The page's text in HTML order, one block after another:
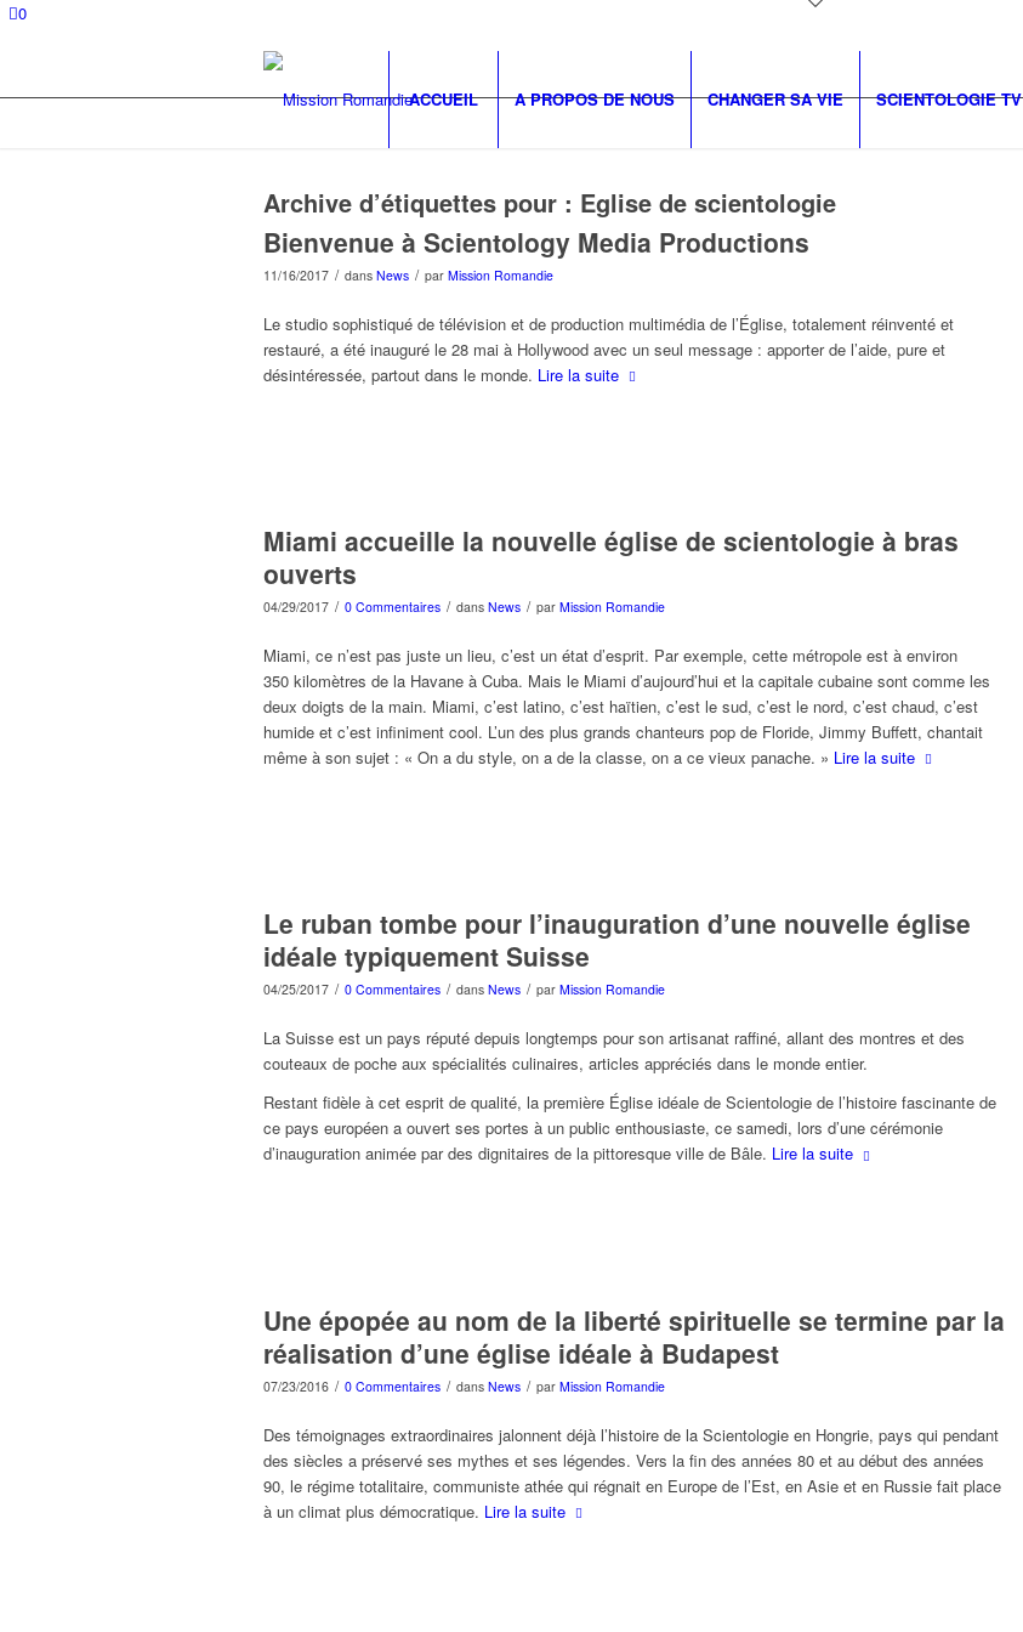
0
ACCUEIL A PROPOS DE NOUS CHANGER SA VIE SCIENTOLOGIE TV
Archive d’étiquettes pour : Eglise de scientologie
Bienvenue à Scientology Media Productions
11/16/2017 / dans News / par Mission Romandie
Le studio sophistiqué de télévision et de production multimédia de l’Église, totalement réinventé et
restauré, a été inauguré le 28 mai à Hollywood avec un seul message : apporter de l’aide, pure et
désintéressée, partout dans le monde. Lire la suite
Miami accueille la nouvelle église de scientologie à bras
ouverts
04/29/2017 / 0 Commentaires / dans News / par Mission Romandie
Miami, ce n’est pas juste un lieu, c’est un état d’esprit. Par exemple, cette métropole est à environ
350 kilomètres de la Havane à Cuba. Mais le Miami d’aujourd’hui et la capitale cubaine sont comme les
deux doigts de la main. Miami, c’est latino, c’est haïtien, c’est le sud, c’est le nord, c’est chaud, c’est
humide et c’est infiniment cool. L’un des plus grands chanteurs pop de Floride, Jimmy Buffett, chantait
même à son sujet : « On a du style, on a de la classe, on a ce vieux panache. » Lire la suite
Le ruban tombe pour l’inauguration d’une nouvelle église
idéale typiquement Suisse
04/25/2017 / 0 Commentaires / dans News / par Mission Romandie
La Suisse est un pays réputé depuis longtemps pour son artisanat raffiné, allant des montres et des
couteaux de poche aux spécialités culinaires, articles appréciés dans le monde entier.
Restant fidèle à cet esprit de qualité, la première Église idéale de Scientologie de l’histoire fascinante de
ce pays européen a ouvert ses portes à un public enthousiaste, ce samedi, lors d’une cérémonie
d’inauguration animée par des dignitaires de la pittoresque ville de Bâle. Lire la suite
Une épopée au nom de la liberté spirituelle se termine par la
réalisation d’une église idéale à Budapest
07/23/2016 / 0 Commentaires / dans News / par Mission Romandie
Des témoignages extraordinaires jalonnent déjà l’histoire de la Scientologie en Hongrie, pays qui pendant
des siècles a préservé ses mythes et ses légendes. Vers la fin des années 80 et au début des années
90, le régime totalitaire, communiste athée qui régnait en Europe de l’Est, en Asie et en Russie fait place
à un climat plus démocratique. Lire la suite